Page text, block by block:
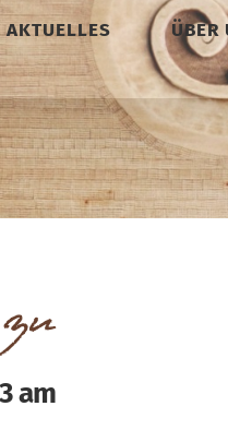
AKTUELLES ÜBER
am